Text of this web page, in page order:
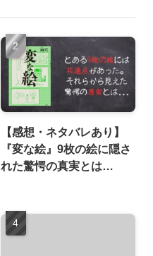
【感想・ネタバレあり】
『変な絵』9枚の絵に隠さ
れた驚愕の真実とは…